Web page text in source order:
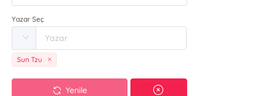
Yazar Seç
Sun Tzu
Yenile